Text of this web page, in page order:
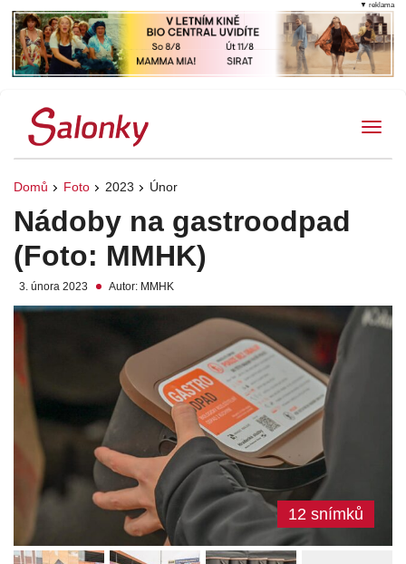
Domů Foto 2023 Únor
Nádoby na gastroodpad
(Foto: MMHK)
3. února 2023 Autor: MMHK
12 snímků
▼ reklama